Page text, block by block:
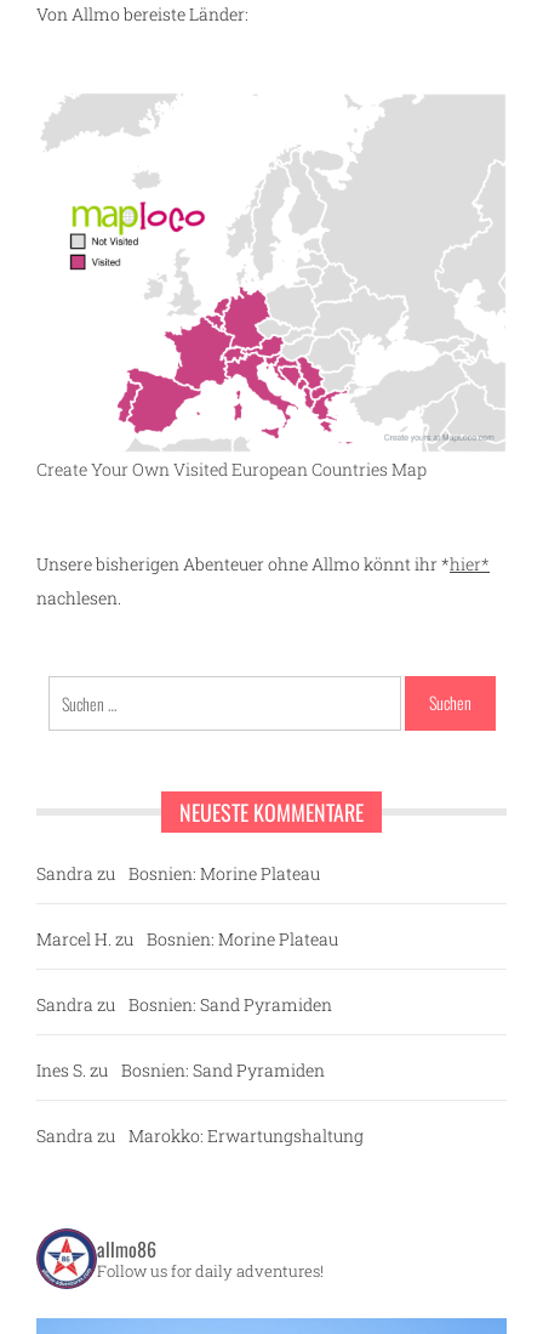
Von Allmo bereiste Länder:
Create Your Own Visited European Countries Map
Unsere bisherigen Abenteuer ohne Allmo könnt ihr *hier*
nachlesen.
nach:
NEUESTE KOMMENTARE
Sandra zu Bosnien: Morine Plateau
Marcel H. zu Bosnien: Morine Plateau
Sandra zu Bosnien: Sand Pyramiden
Ines S. zu Bosnien: Sand Pyramiden
Sandra zu Marokko: Erwartungshaltung
allmo86
Follow us for daily adventures!